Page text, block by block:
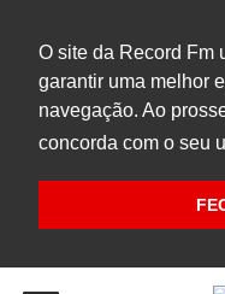
O site da Record Fm
garantir uma melhor
navegação. Ao
concorda com o seu